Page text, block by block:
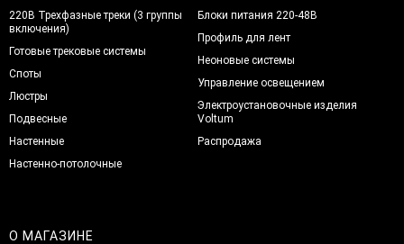
220В Трехфазные треки (3 группы
включения)
Готовые трековые системы
Споты
Люстры
Подвесные
Настенные
Настенно-потолочные
Блоки питания 220-48В
Профиль для лент
Неоновые системы
Управление освещением
Электроустановочные изделия
Voltum
Распродажа
О МАГАЗИНЕ